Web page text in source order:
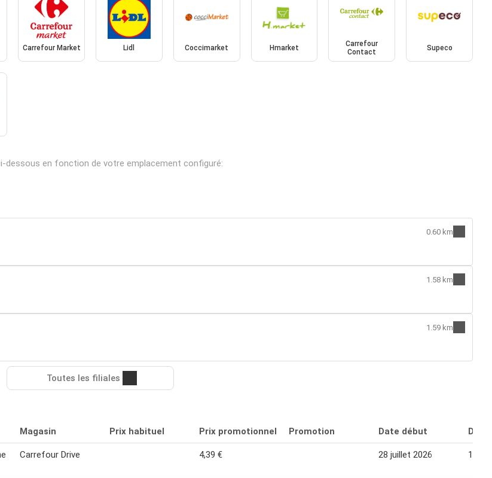
Carrefour Market Lidl Coccimarket Hmarket
Carrefour
Contact
Supeco
dessous en fonction de votre emplacement configuré:
0.60 km
1.58 km
1.59 km
Toutes les filiales
Magasin Prix habituel Prix promotionnel Promotion Date début Date
Carrefour Drive 4,39 € 28 juillet 2026 10